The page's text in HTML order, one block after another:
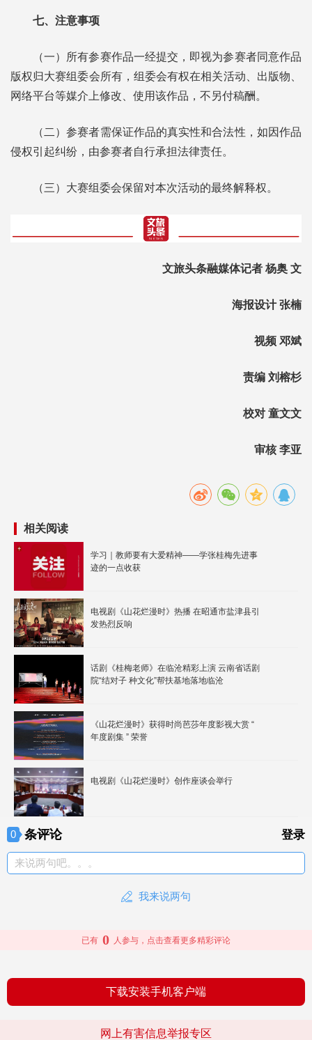
七、注意事项
（一）所有参赛作品一经提交，即视为参赛者同意作品
版权归大赛组委会所有，组委会有权在相关活动、出版物、
网络平台等媒介上修改、使用该作品，不另付稿酬。
（二）参赛者需保证作品的真实性和合法性，如因作品
侵权引起纠纷，由参赛者自行承担法律责任。
（三）大赛组委会保留对本次活动的最终解释权。
文旅头条融媒体记者 杨奥 文
海报设计 张楠
视频 邓斌
责编 刘榕杉
校对 童文文
审核 李亚
相关阅读
学习｜教师要有大爱精神——学张桂梅先进事
迹的一点收获
电视剧《山花烂漫时》热播 在昭通市盐津县引
发热烈反响
话剧《桂梅老师》在临沧精彩上演 云南省话剧
院“结对子 种文化”帮扶基地落地临沧
《山花烂漫时》获得时尚芭莎年度影视大赏 “
年度剧集 ” 荣誉
电视剧《山花烂漫时》创作座谈会举行
0 条评论 登录
来说两句吧。。。
我来说两句
已有 0 人参与，点击查看更多精彩评论
下载安装手机客户端
网上有害信息举报专区